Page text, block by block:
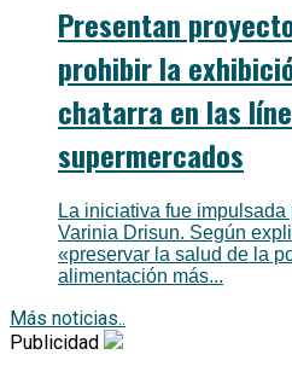
Presentan
prohibir la
chatarra en las
supermercados
La iniciativa fue
Varinia Drisun. Según
«preservar la salud de la
alimentación más...
Más noticias..
Publicidad